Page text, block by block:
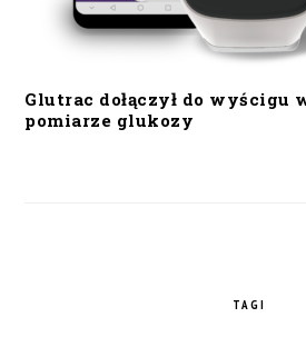
Glutrac dołączył do wyścigu
pomiarze glukozy
TAGI